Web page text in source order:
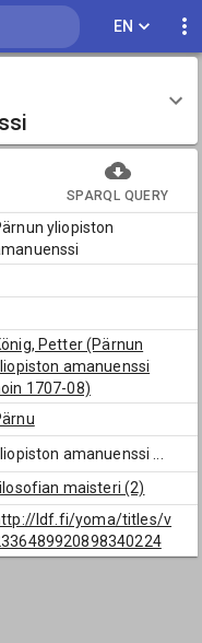
EN
SPARQL QUERY
yliopiston
Petter (Pärnun
amanuenssi
1707-08)
amanuenssi
maisteri (2)
ldf.fi/yoma/titles/v